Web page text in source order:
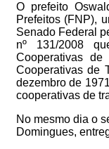
O prefeito
Prefeitos (FNP),
Senado Federal
nº 131/2008
Cooperativas
Cooperativas de
dezembro de
cooperativas de
No mesmo dia o
Domingues,